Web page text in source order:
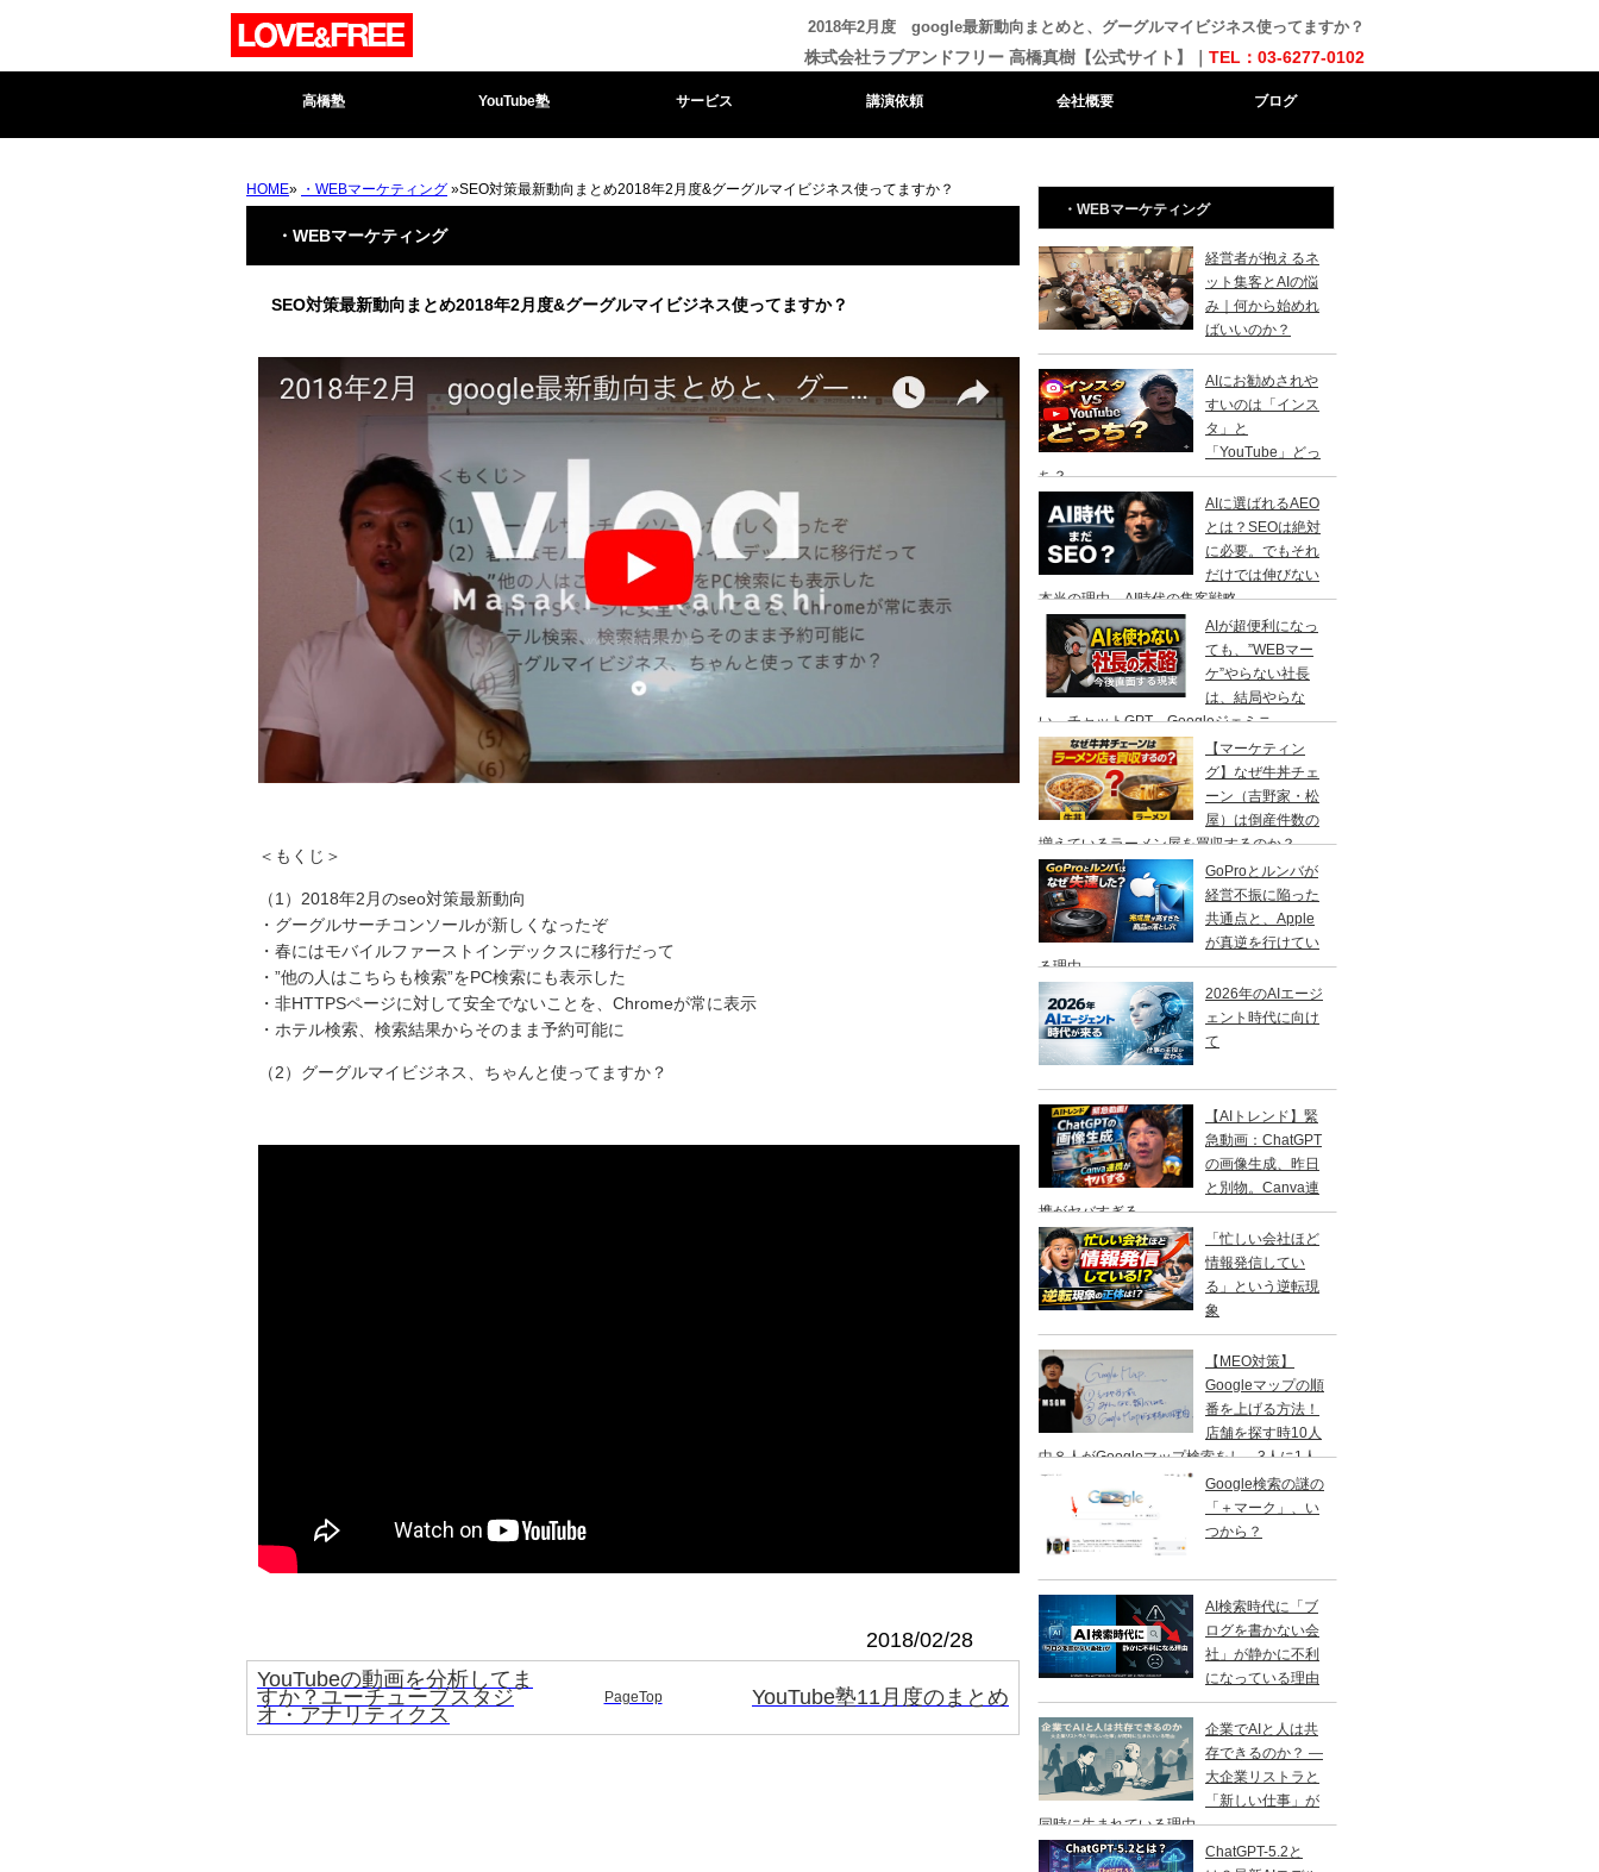
2018年2月度 google最新動向まとめと、グーグルマイビジネス使ってますか？
株式会社ラブアンドフリー 高橋真樹【公式サイト】｜ TEL：03-6277-0102
高橋塾 YouTube塾 サービス 講演依頼 会社概要 ブログ
HOME» ・WEBマーケティング »SEO対策最新動向まとめ2018年2月度&グーグルマイビジネス使ってますか？
・WEBマーケティング
SEO対策最新動向まとめ2018年2月度&グーグルマイビジネス使ってますか？
＜もくじ＞
（1）2018年2月のseo対策最新動向
・グーグルサーチコンソールが新しくなったぞ
・春にはモバイルファーストインデックスに移行だって
・”他の人はこちらも検索”をPC検索にも表示した
・非HTTPSページに対して安全でないことを、Chromeが常に表示
・ホテル検索、検索結果からそのまま予約可能に
（2）グーグルマイビジネス、ちゃんと使ってますか？
2018/02/28
YouTubeの動画を分析してま
すか？ユーチューブスタジ
オ・アナリティクス
PageTop YouTube塾11月度のまとめ
・WEBマーケティング
経営者が抱えるネ
ット集客とAIの悩
み｜何から始めれ
ばいいのか？
AIにお勧めされや
すいのは「インス
タ」と
「YouTube」どっ
ち？
AIに選ばれるAEO
とは？SEOは絶対
に必要。でもそれ
だけでは伸びない
本当の理由、AI時代の集客戦略
AIが超便利になっ
ても、”WEBマー
ケ”やらない社長
は、結局やらな
い。チャットGPT、Googleジェミニ
【マーケティン
グ】なぜ牛丼チェ
ーン（吉野家・松
屋）は倒産件数の
増えているラーメン屋を買収するのか？
GoProとルンバが
経営不振に陥った
共通点と、Apple
が真逆を行けてい
る理由
2026年のAIエージ
ェント時代に向け
て
【AIトレンド】緊
急動画：ChatGPT
の画像生成、昨日
と別物。Canva連
携がヤバすぎる
「忙しい会社ほど
情報発信してい
る」という逆転現
象
【MEO対策】
Googleマップの順
番を上げる方法！
店舗を探す時10人
中８人がGoogleマップ検索をし、3人に1人
は１日以内に来店する事を知ってますか？
Google検索の謎の
「＋マーク」、い
つから？
AI検索時代に「ブ
ログを書かない会
社」が静かに不利
になっている理由
企業でAIと人は共
存できるのか？ ―
大企業リストラと
「新しい仕事」が
同時に生まれている理由 ―
ChatGPT-5.2と